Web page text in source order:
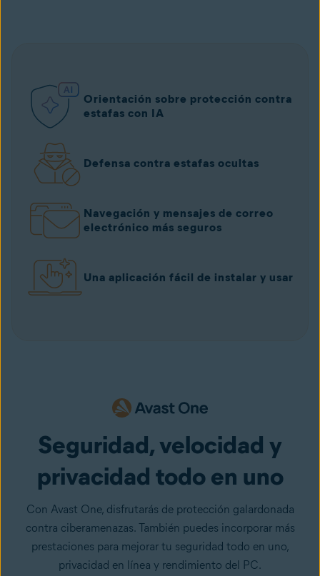
Orientación sobre protección contra
estafas con IA
Defensa contra estafas ocultas
Navegación y mensajes de correo
electrónico más seguros
Una aplicación fácil de instalar y usar
Seguridad, velocidad y
privacidad todo en uno
Con Avast One, disfrutarás de protección galardonada
contra ciberamenazas. También puedes incorporar más
prestaciones para mejorar tu seguridad todo en uno,
privacidad en línea y rendimiento del PC.